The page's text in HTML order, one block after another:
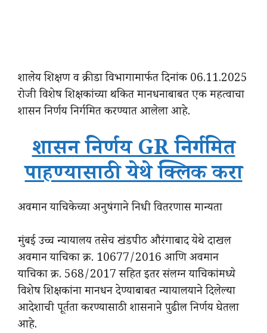
शालेय शिक्षण व क्रीडा विभागामार्फत दिनांक 06.11.2025
रोजी विशेष शिक्षकांच्या थकित मानधनाबाबत एक महत्वाचा
शासन निर्णय निर्गमित करण्यात आलेला आहे.
शासन निर्णय GR निर्गमित
पाहण्यासाठी येथे क्लिक करा
अवमान याचिकेच्या अनुषंगाने निधी वितरणास मान्यता
मुंबई उच्च न्यायालय तसेच खंडपीठ औरंगाबाद येथे दाखल
अवमान याचिका क्र. 10677/2016 आणि अवमान
याचिका क्र. 568/2017 सहित इतर संलग्न याचिकांमध्ये
विशेष शिक्षकांना मानधन देण्याबाबत न्यायालयाने दिलेल्या
आदेशाची पूर्तता करण्यासाठी शासनाने पुढील निर्णय घेतला
आहे.